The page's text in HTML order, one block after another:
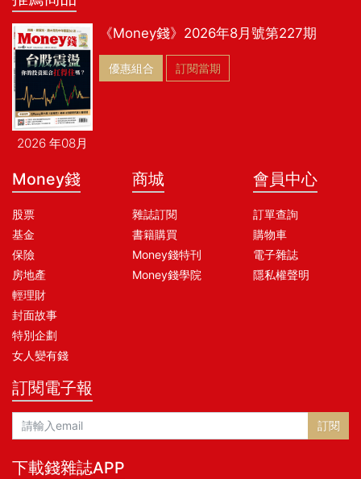
2026 年08月
《Money錢》2026年8月號第227期
優惠組合 訂閱當期
Money錢
股票
基金
保險
房地產
輕理財
封面故事
特別企劃
女人變有錢
商城
雜誌訂閱
書籍購買
Money錢特刊
Money錢學院
會員中心
訂單查詢
購物車
電子雜誌
隱私權聲明
訂閱電子報
訂閱
下載錢雜誌APP